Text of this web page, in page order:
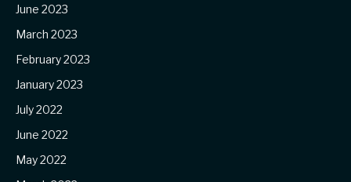
June 2023
March 2023
February 2023
January 2023
July 2022
June 2022
May 2022